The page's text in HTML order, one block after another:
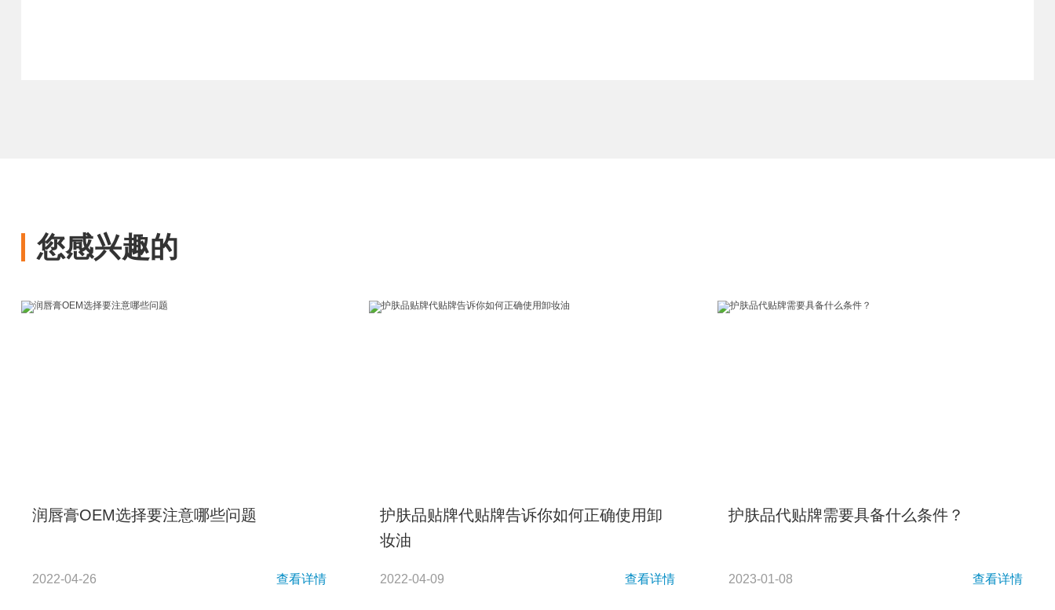
您感兴趣的
润唇膏OEM选择要注意哪些问题
2022-04-26 查看详情
护肤品贴牌代贴牌告诉你如何正确使用卸
妆油
2022-04-09 查看详情
护肤品代贴牌需要具备什么条件？
2023-01-08 查看详情